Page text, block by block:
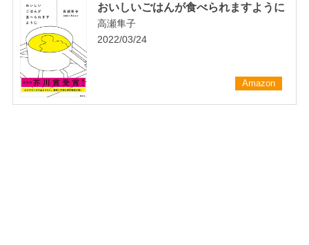
おいしいごはんが食べられますように
高瀬隼子
2022/03/24
Amazon